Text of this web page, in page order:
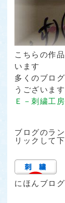
こちらの作
います
多くのブロ
うございます
Ｅ－刺繍
ブログのラ
リックして
にほんブロ